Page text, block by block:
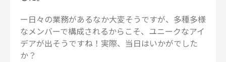
ー日々の業務があるなか大変そうですが、多種多様
なメンバーで構成されるからこそ、ユニークなアイ
デアが出そうですね！実際、当日はいかがでした
か？